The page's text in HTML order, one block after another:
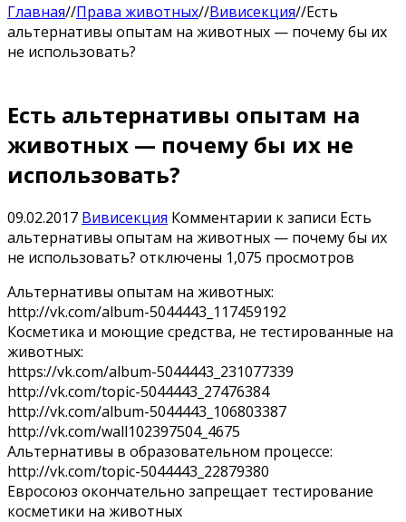
Главная//Права животных//Вивисекция//Есть
альтернативы опытам на животных — почему бы их
не использовать?
Есть альтернативы опытам на
животных — почему бы их не
использовать?
09.02.2017 Вивисекция Комментарии к записи Есть
альтернативы опытам на животных — почему бы их
не использовать? отключены 1,075 просмотров
Альтернативы опытам на животных:
http://vk.com/album-5044443_117459192
Косметика и моющие средства, не тестированные на
животных:
https://vk.com/album-5044443_231077339
http://vk.com/topic-5044443_27476384
http://vk.com/album-5044443_106803387
http://vk.com/wall102397504_4675
Альтернативы в образовательном процессе:
http://vk.com/topic-5044443_22879380
Евросоюз окончательно запрещает тестирование
косметики на животных